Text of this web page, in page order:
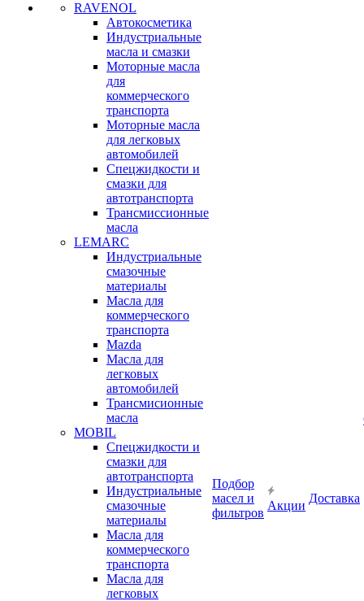
RAVENOL
Автокосметика
Индустриальные
масла и смазки
Моторные масла
для
коммерческого
транспорта
Моторные масла
для легковых
автомобилей
Спецжидкости и
смазки для
автотранспорта
Трансмиссионные
масла
LEMARC
Индустриальные
смазочные
материалы
Масла для
коммерческого
транспорта
Mazda
Масла для
легковых
автомобилей
Трансмисионные
масла
MOBIL
Cпецжидкости и
смазки для
автотранспорта
Индустриальные
смазочные
материалы
Масла для
коммерческого
транспорта
Масла для
легковых
Подбор
масел и
фильтров
Акции
Доставка